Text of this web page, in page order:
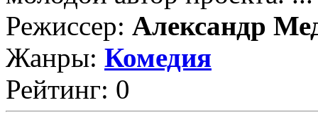
Режиссер: Александр
Жанры: Комедия
Рейтинг: 0